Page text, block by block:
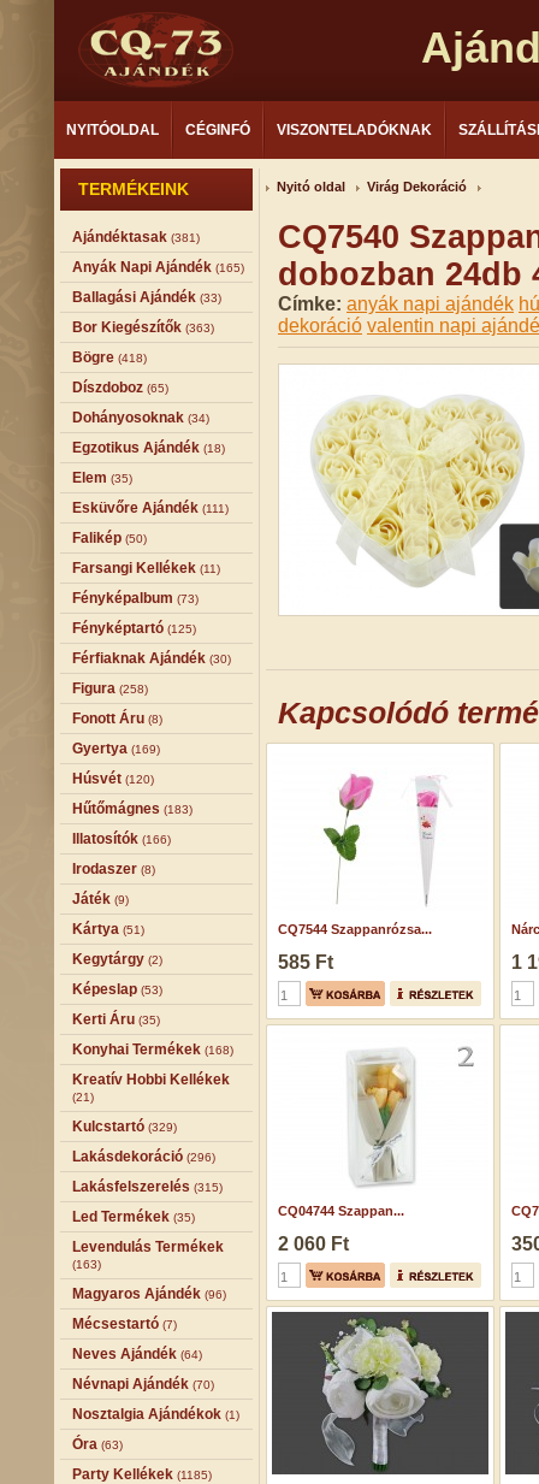
NYITÓOLDAL CÉGINFÓ VISZONTELADÓKNAK
TERMÉKEINK
Ajándéktasak (381)
Anyák Napi Ajándék (165)
Ballagási Ajándék (33)
Bor Kiegészítők (363)
Bögre (418)
Díszdoboz (65)
Dohányosoknak (34)
Egzotikus Ajándék (18)
Elem (35)
Esküvőre Ajándék (111)
Falikép (50)
Farsangi Kellékek (11)
Fényképalbum (73)
Fényképtartó (125)
Férfiaknak Ajándék (30)
Figura (258)
Fonott Áru (8)
Gyertya (169)
Húsvét (120)
Hűtőmágnes (183)
Illatosítók (166)
Irodaszer (8)
Játék (9)
Kártya (51)
Kegytárgy (2)
Képeslap (53)
Kerti Áru (35)
Konyhai Termékek (168)
Kreatív Hobbi Kellékek
(21)
Kulcstartó (329)
Lakásdekoráció (296)
Lakásfelszerelés (315)
Led Termékek (35)
Levendulás Termékek
(163)
Magyaros Ajándék (96)
Mécsestartó (7)
Neves Ajándék (64)
Névnapi Ajándék (70)
Nosztalgia Ajándékok (1)
Óra (63)
Party Kellékek (1185)
Nyitó oldal Virág Dekoráció
CQ7540
dobozban 24db
Címke: anyák napi ajándék
dekoráció valentin napi
Kapcsolódó
CQ7544 Szappanrózsa...
585 Ft 1
CQ04744 Szappan...
2 060 Ft